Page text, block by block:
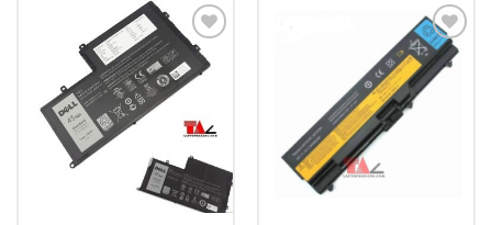
Add to
Wishlist
Add to
Wishlist